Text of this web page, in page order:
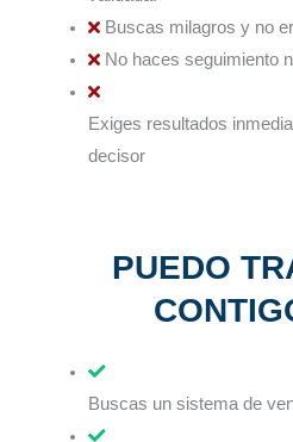
Buscas milagros y no
No haces seguimiento
Exiges resultados
decisor
PUEDO
Buscas un sistema de